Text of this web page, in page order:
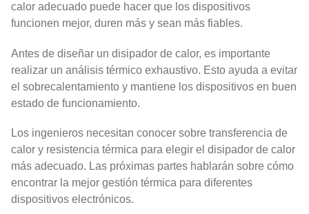
calor adecuado puede hacer que los dispositivos
funcionen mejor, duren más y sean más fiables.
Antes de diseñar un disipador de calor, es importante
realizar un análisis térmico exhaustivo. Esto ayuda a evitar
el sobrecalentamiento y mantiene los dispositivos en buen
estado de funcionamiento.
Los ingenieros necesitan conocer sobre transferencia de
calor y resistencia térmica para elegir el disipador de calor
más adecuado. Las próximas partes hablarán sobre cómo
encontrar la mejor gestión térmica para diferentes
dispositivos electrónicos.